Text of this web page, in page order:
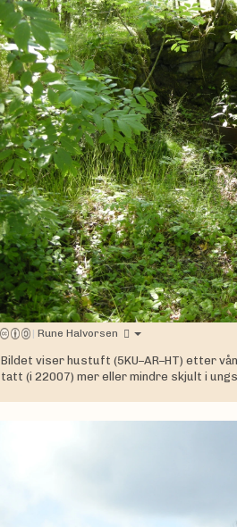
| Rune Halvorsen
Bildet viser hustuft (5KU–AR–HT) etter
tatt (i 22007) mer eller mindre skjult i